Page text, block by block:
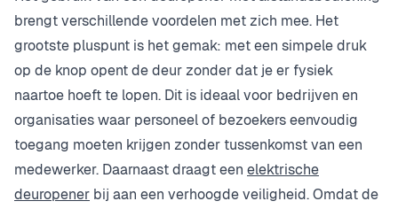
brengt verschillende voordelen met zich mee. Het
grootste pluspunt is het gemak: met een simpele druk
op de knop opent de deur zonder dat je er fysiek
naartoe hoeft te lopen. Dit is ideaal voor bedrijven en
organisaties waar personeel of bezoekers eenvoudig
toegang moeten krijgen zonder tussenkomst van een
medewerker. Daarnaast draagt een elektrische
deuropener bij aan een verhoogde veiligheid. Omdat de